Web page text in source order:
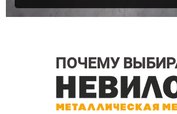
ПОЧЕМУ